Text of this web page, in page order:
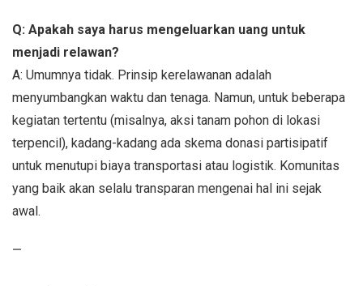
Q: Apakah saya harus mengeluarkan uang untuk
menjadi relawan?
A: Umumnya tidak. Prinsip kerelawanan adalah
menyumbangkan waktu dan tenaga. Namun, untuk beberapa
kegiatan tertentu (misalnya, aksi tanam pohon di lokasi
terpencil), kadang-kadang ada skema donasi partisipatif
untuk menutupi biaya transportasi atau logistik. Komunitas
yang baik akan selalu transparan mengenai hal ini sejak
awal.
—